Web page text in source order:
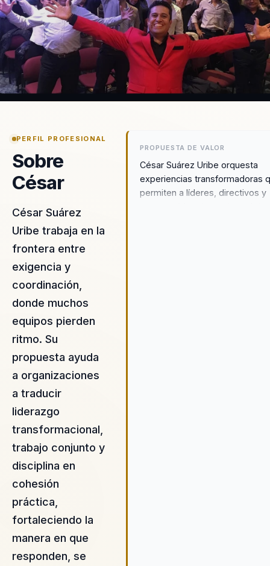
PERFIL PROFESIONAL
Sobre
César
César Suárez
Uribe trabaja en la
frontera entre
exigencia y
coordinación,
donde muchos
equipos pierden
ritmo. Su
propuesta ayuda
a organizaciones
a traducir
liderazgo
transformacional,
trabajo conjunto y
disciplina en
cohesión
práctica,
fortaleciendo la
manera en que
responden, se
PROPUESTA DE VALOR
César Suárez Uribe orquesta
experiencias transformadoras
permiten a líderes, directivos y